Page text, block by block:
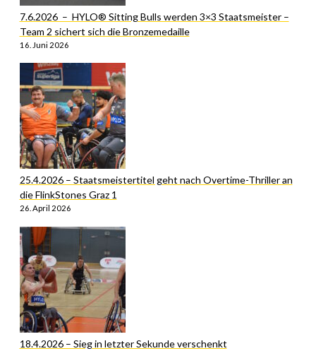
7.6.2026 – HYLO® Sitting Bulls werden 3×3 Staatsmeister –
Team 2 sichert sich die Bronzemedaille
16. Juni 2026
25.4.2026 – Staatsmeistertitel geht nach Overtime-Thriller an
die FlinkStones Graz 1
26. April 2026
18.4.2026 – Sieg in letzter Sekunde verschenkt